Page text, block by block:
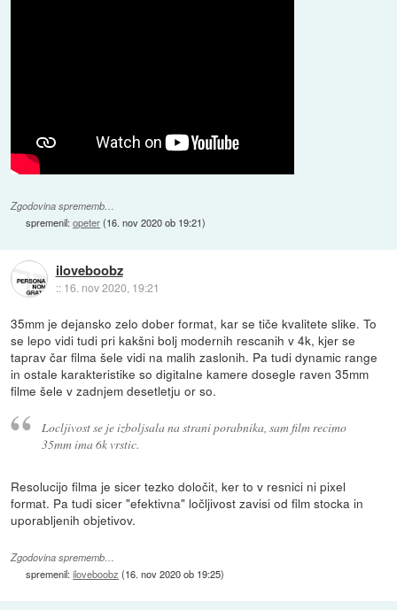
Zgodovina sprememb…
spremenil:opeter(16. nov 2020 ob 19:21)
iloveboobz
:: 16. nov 2020, 19:21
35mm je dejansko zelo dober format, kar se tiče kvalitete slike. To
se lepo vidi tudi pri kakšni bolj modernih rescanih v 4k, kjer se
taprav čar filma šele vidi na malih zaslonih. Pa tudi dynamic range
in ostale karakteristike so digitalne kamere dosegle raven 35mm
filme šele v zadnjem desetletju or so.
Locljivost se je izboljsala na strani porabnika, sam film recimo
35mm ima 6k vrstic.
Resolucijo filma je sicer tezko določit, ker to v resnici ni pixel
format. Pa tudi sicer "efektivna" ločljivost zavisi od film stocka in
uporabljenih objetivov.
Zgodovina sprememb…
spremenil:iloveboobz (16. nov 2020 ob 19:25)